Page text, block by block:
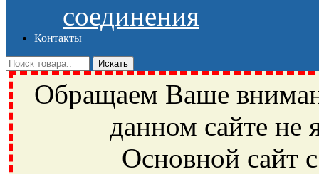
соединения
Контакты
Обращаем Ваше
данном сайте не
Основной сайт